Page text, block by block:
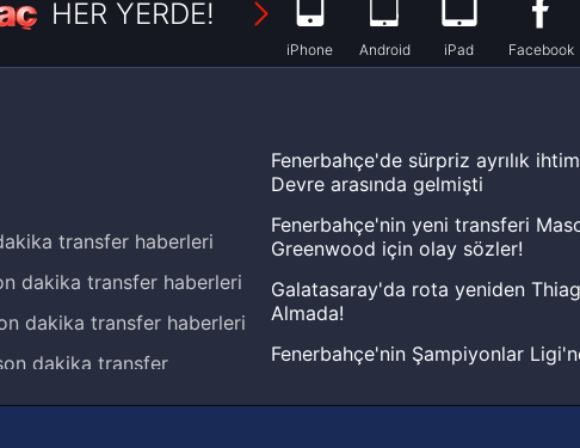
HER YERDE!
iPhone Android iPad Facebook
transfer haberleri
dakika transfer haberleri
dakika transfer haberleri
dakika transfer
Fenerbahçe'de sürpriz ayrılık
Devre arasında gelmişti
Fenerbahçe'nin yeni transferi
Greenwood için olay sözler!
Galatasaray'da rota yeniden
Almada!
Fenerbahçe'nin Şampiyonlar
Zabrze'yi elerlerse...